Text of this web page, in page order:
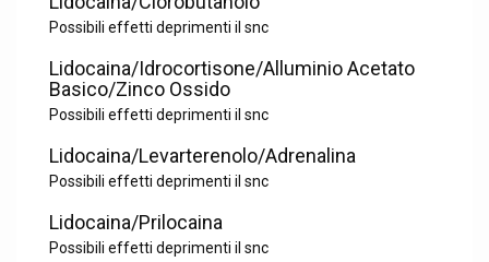
Possibili effetti deprimenti il snc
Lidocaina/Idrocortisone/Alluminio Acetato
Basico/Zinco Ossido
Possibili effetti deprimenti il snc
Lidocaina/Levarterenolo/Adrenalina
Possibili effetti deprimenti il snc
Lidocaina/Prilocaina
Possibili effetti deprimenti il snc